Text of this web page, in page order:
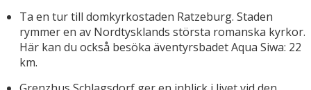
Ta en tur till domkyrkostaden Ratzeburg. Staden
rymmer en av Nordtysklands största romanska kyrkor.
Här kan du också besöka äventyrsbadet Aqua Siwa: 22
km.